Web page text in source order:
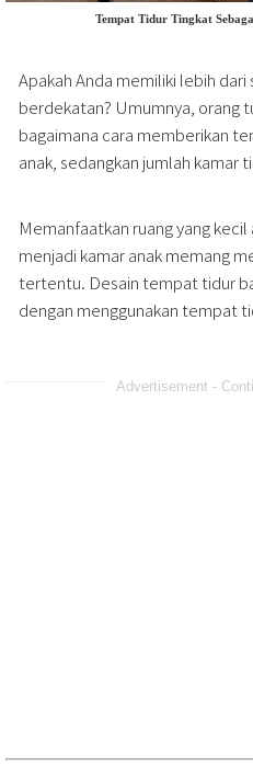
Tempat Tidur Tingkat
Apakah Anda memiliki lebih
berdekatan? Umumnya, orang
bagaimana cara memberikan
anak, sedangkan jumlah kamar
Memanfaatkan ruang yang
menjadi kamar anak memang
tertentu. Desain tempat tidur
dengan menggunakan tempat
Advertisement -